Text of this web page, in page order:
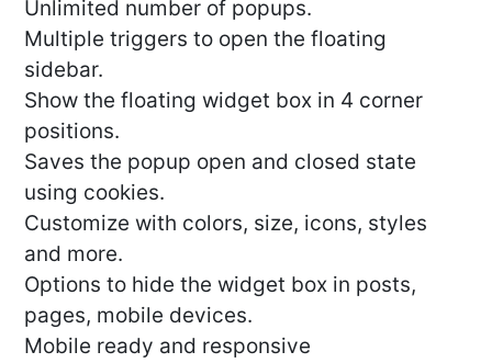
Unlimited number of popups.
Multiple triggers to open the floating
sidebar.
Show the floating widget box in 4 corner
positions.
Saves the popup open and closed state
using cookies.
Customize with colors, size, icons, styles
and more.
Options to hide the widget box in posts,
pages, mobile devices.
Mobile ready and responsive